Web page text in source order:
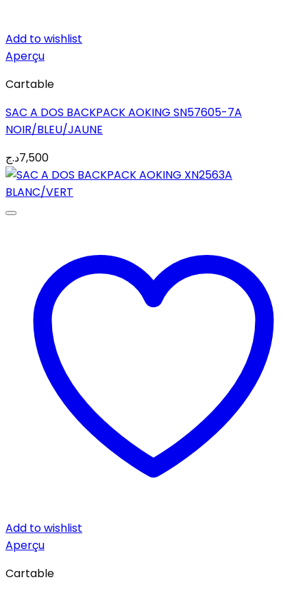
Add to wishlist
Aperçu
Cartable
SAC A DOS BACKPACK AOKING SN57605-7A
NOIR/BLEU/JAUNE
7,500د.ج
Add to wishlist
Aperçu
Cartable